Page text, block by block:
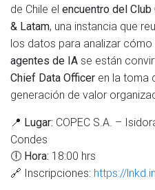
de Chile el encuentro del Club
& Latam, una instancia que
los datos para analizar cómo
agentes de IA se están
Chief Data Officer en la toma
generación de valor
📍 Lugar: COPEC S.A. –
Condes
🕕 Hora: 18:00 hrs
🔗 Inscripciones: https://